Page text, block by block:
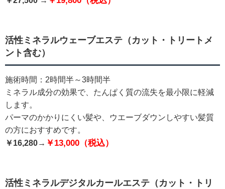
活性ミネラルウェーブエステ（カット・トリートメ
ント含む）
施術時間：2時間半～3時間半
ミネラル成分の効果で、たんぱく質の流失を最小限に軽減
します。
パーマのかかりにくい髪や、ウエーブダウンしやすい髪質
の方におすすめです。
￥16,280→ ￥13,000（税込）
活性ミネラルデジタルカールエステ（カット・トリ